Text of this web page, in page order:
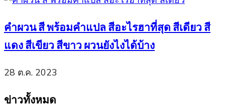
คำผวน สี พร้อมคำแปล สีอะไรฮาที่สุด สีเดียว สี
แดง สีเขียว สีขาว ผวนยังไงได้บ้าง
28 ต.ค. 2023
ข่าวทั้งหมด